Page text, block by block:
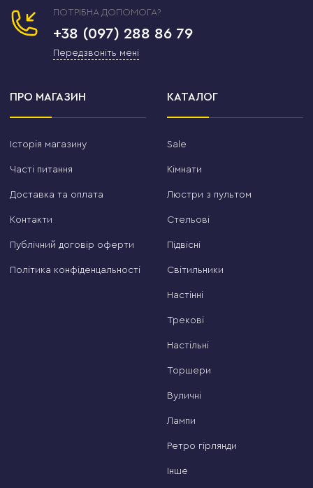
ПОТРІБНА ДОПОМОГА?
+38 (097) 288 86 79
Передзвоніть мені
ПРО МАГАЗИН
Історія магазину
Часті питання
Доставка та оплата
Контакти
Публічний договір оферти
Політика конфіденцальності
КАТАЛОГ
Sale
Кімнати
Люстри з пультом
Стельові
Підвісні
Світильники
Настінні
Трекові
Настільні
Торшери
Вуличні
Лампи
Ретро гірлянди
Інше